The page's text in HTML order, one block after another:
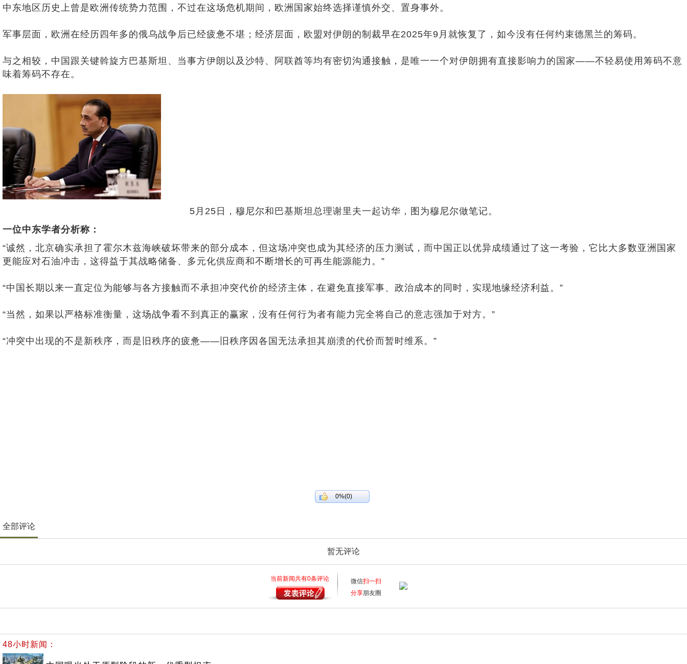
中东地区历史上曾是欧洲传统势力范围，不过在这场危机期间，欧洲国家始终选择谨慎外交、置身事外。
军事层面，欧洲在经历四年多的俄乌战争后已经疲惫不堪；经济层面，欧盟对伊朗的制裁早在2025年9月就恢复了，如今没有任何约束德黑兰的筹码。
与之相较，中国跟关键斡旋方巴基斯坦、当事方伊朗以及沙特、阿联酋等均有密切沟通接触，是唯一一个对伊朗拥有直接影响力的国家——不轻易使用筹码不意
味着筹码不存在。
5月25日，穆尼尔和巴基斯坦总理谢里夫一起访华，图为穆尼尔做笔记。
一位中东学者分析称：
“诚然，北京确实承担了霍尔木兹海峡破坏带来的部分成本，但这场冲突也成为其经济的压力测试，而中国正以优异成绩通过了这一考验，它比大多数亚洲国家
更能应对石油冲击，这得益于其战略储备、多元化供应商和不断增长的可再生能源能力。”
“中国长期以来一直定位为能够与各方接触而不承担冲突代价的经济主体，在避免直接军事、政治成本的同时，实现地缘经济利益。”
“当然，如果以严格标准衡量，这场战争看不到真正的赢家，没有任何行为者有能力完全将自己的意志强加于对方。”
“冲突中出现的不是新秩序，而是旧秩序的疲惫——旧秩序因各国无法承担其崩溃的代价而暂时维系。”
0%(0)
全部评论
暂无评论
当前新闻共有0条评论 微信扫一扫
分享朋友圈
48小时新闻：